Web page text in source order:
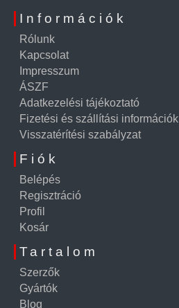
Információk
Rólunk
Kapcsolat
Impresszum
ÁSZF
Adatkezelési tájékoztató
Fizetési és szállítási információk
Visszatérítési szabályzat
Fiók
Belépés
Regisztráció
Profil
Kosár
Tartalom
Szerzők
Gyártók
Blog